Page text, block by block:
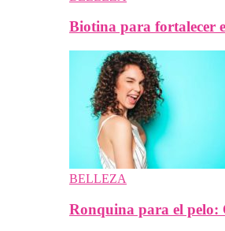
Biotina para fortalecer
BELLEZA
Ronquina para el pelo: